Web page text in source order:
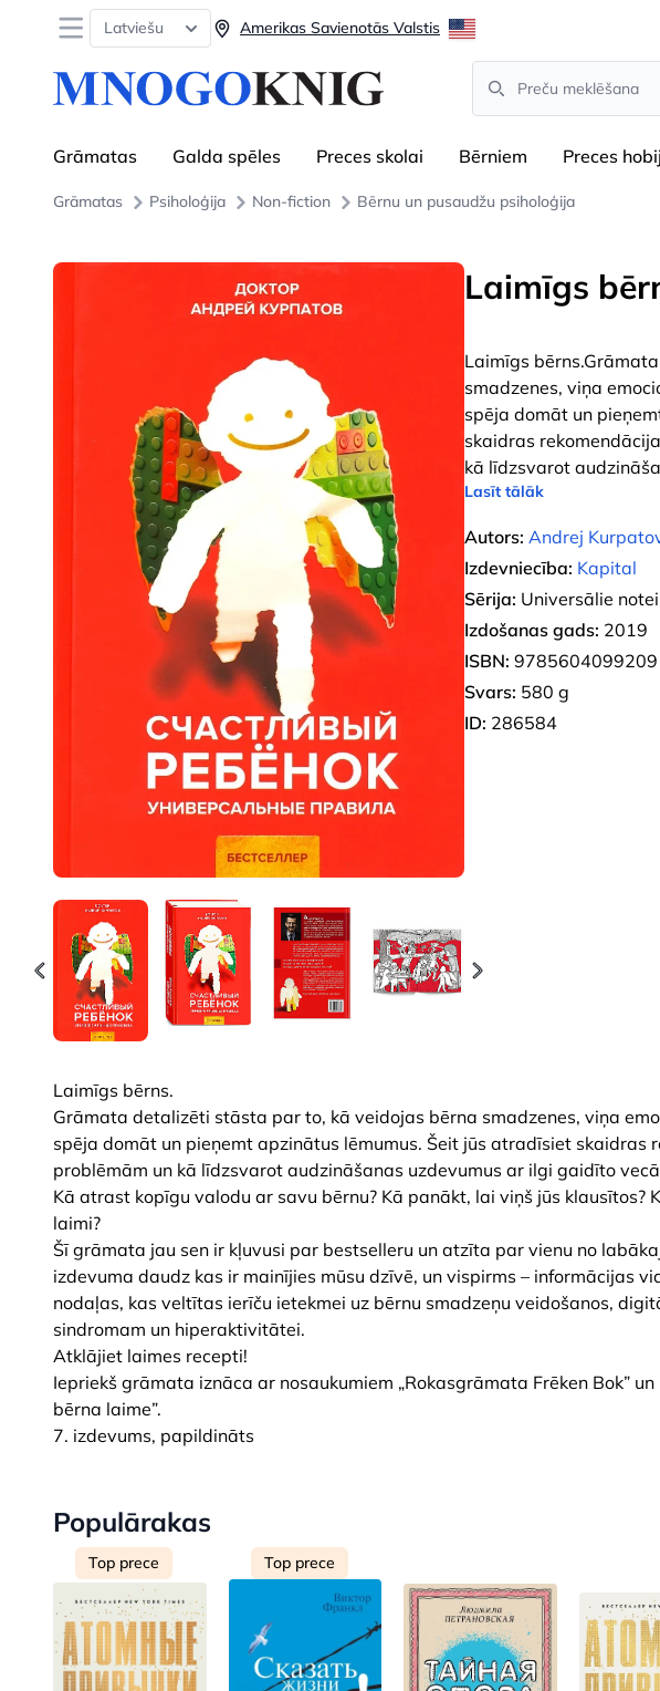
Open menu
Latviešu Amerikas Savienotās Valstis
Search
Grāmatas Galda spēles Preces skolai Bērniem Preces
Grāmatas Psiholoģija Non-fiction Bērnu un pusaudžu psiholoģija
Laimīgs
Laimīgs
smadzenes, viņa
spēja domāt un
skaidras
kā līdzsvarot
Lasīt tālāk
Autors: Andrej
Izdevniecība: Kapital
Sērija: Universālie
Izdošanas gads: 2019
ISBN: 9785604099209
Svars: 580 g
ID: 286584
Laimīgs bērns.
Grāmata detalizēti stāsta par to, kā veidojas bērna smadzenes, viņa
spēja domāt un pieņemt apzinātus lēmumus. Šeit jūs atradīsiet skaidras
problēmām un kā līdzsvarot audzināšanas uzdevumus ar ilgi gaidīto
Kā atrast kopīgu valodu ar savu bērnu? Kā panākt, lai viņš jūs klausītos?
laimi?
Šī grāmata jau sen ir kļuvusi par bestselleru un atzīta par vienu no
izdevuma daudz kas ir mainījies mūsu dzīvē, un vispirms – informācijas
nodaļas, kas veltītas ierīču ietekmei uz bērnu smadzeņu veidošanos,
sindromam un hiperaktivitātei.
Atklājiet laimes recepti!
Iepriekš grāmata iznāca ar nosaukumiem „Rokasgrāmata Frēken Bok”
bērna laime”.
7. izdevums, papildināts
Populārakas
Top prece Top prece